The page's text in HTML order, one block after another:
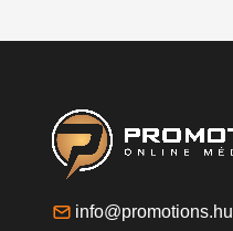
info@promotions.hu